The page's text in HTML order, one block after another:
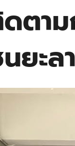
ตาม
ยะลา